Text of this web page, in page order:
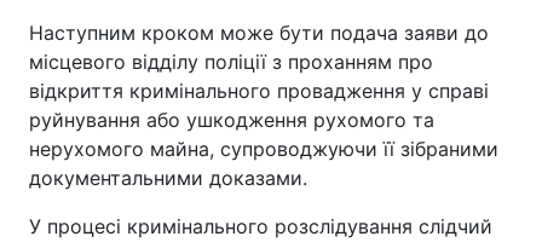
Наступним кроком може бути подача заяви до
місцевого відділу поліції з проханням про
відкриття кримінального провадження у справі
руйнування або ушкодження рухомого та
нерухомого майна, супроводжуючи її зібраними
документальними доказами.
У процесі кримінального розслідування слідчий